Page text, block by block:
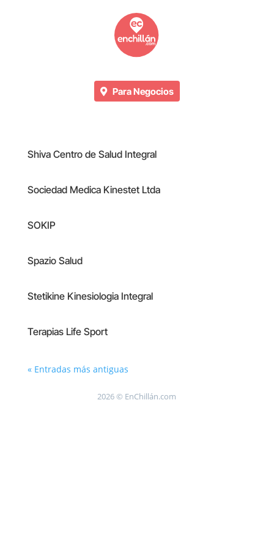
Para Negocios
Shiva Centro de Salud Integral
Sociedad Medica Kinestet Ltda
SOKIP
Spazio Salud
Stetikine Kinesiologia Integral
Terapias Life Sport
« Entradas más antiguas
2026 © EnChillán.com